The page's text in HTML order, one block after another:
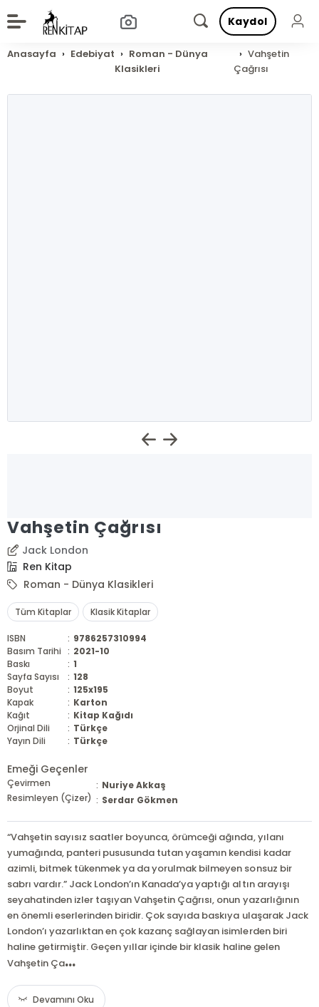
Kaydol
Anasayfa Edebiyat
Roman - Dünya
Klasikleri
Vahşetin
Çağrısı
Vahşetin Çağrısı
Jack London
Ren Kitap
Roman - Dünya Klasikleri
Tüm Kitaplar Klasik Kitaplar
ISBN : 9786257310994
Basım Tarihi : 2021-10
Baskı
: 1
Sayfa Sayısı
: 128
Boyut
: 125x195
Kapak
: Karton
Kağıt
: Kitap Kağıdı
Orjinal Dili
: Türkçe
Yayın Dili
: Türkçe
Emeği Geçenler
Çevirmen : Nuriye Akkaş
Resimleyen (Çizer) : Serdar Gökmen
“Vahşetin sayısız saatler boyunca, örümceği ağında, yılanı
yumağında, panteri pususunda tutan yaşamın kendisi kadar
azimli, bitmek tükenmek ya da yorulmak bilmeyen sonsuz bir
sabrı vardır.” Jack London’ın Kanada’ya yaptığı altın arayışı
seyahatinden izler taşıyan Vahşetin Çağrısı, onun yazarlığının
en önemli eserlerinden biridir. Çok sayıda baskıya ulaşarak Jack
London’ı yazarlıktan en çok kazanç sağlayan isimlerden biri
haline getirmiştir. Geçen yıllar içinde bir klasik haline gelen
Vahşetin Ça...
Devamını Oku